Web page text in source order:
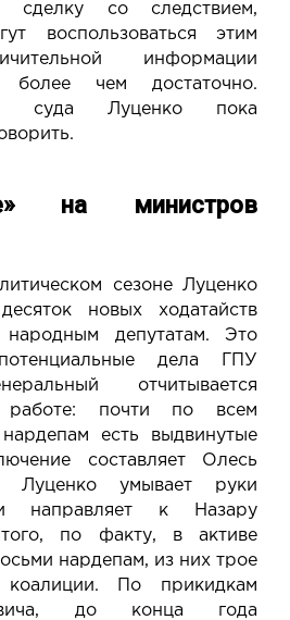
сделку со следствием,
воспользоваться этим
информации
более чем достаточно.
Луценко пока
на министров
сезоне Луценко
новых ходатайств
депутатам. Это
дела ГПУ
отчитывается
работе: почти по всем
есть выдвинутые
составляет Олесь
Луценко умывает руки
направляет к Назару
по факту, в активе
нардепам, из них трое
коалиции. По прикидкам
до конца года